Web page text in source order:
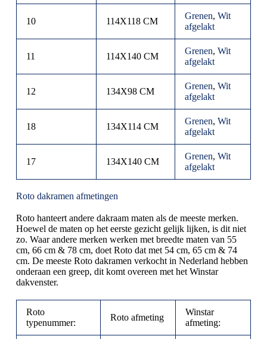
10 114X118 CM
Grenen, Wit
afgelakt
11 114X140 CM
Grenen, Wit
afgelakt
12 134X98 CM
Grenen, Wit
afgelakt
18 134X114 CM
Grenen, Wit
afgelakt
17 134X140 CM
Grenen, Wit
afgelakt
Roto dakramen afmetingen
Roto hanteert andere dakraam maten als de meeste merken.
Hoewel de maten op het eerste gezicht gelijk lijken, is dit niet
zo. Waar andere merken werken met breedte maten van 55
cm, 66 cm & 78 cm, doet Roto dat met 54 cm, 65 cm & 74
cm. De meeste Roto dakramen verkocht in Nederland hebben
onderaan een greep, dit komt overeen met het Winstar
dakvenster.
Roto
typenummer:
Roto afmeting
Winstar
afmeting: